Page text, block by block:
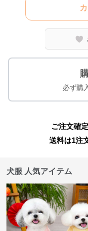
必ず購
ご注文確
送料は1注
犬服 人気アイテム